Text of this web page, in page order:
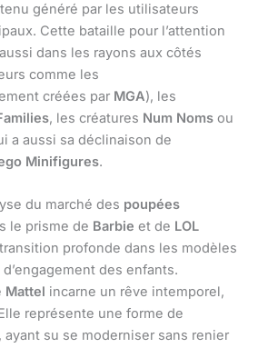
généré par les utilisateurs
Cette bataille pour l’attention
dans les rayons aux côtés
comme les
créées par MGA), les
, les créatures Num Noms ou
a aussi sa déclinaison de
Minifigures.
du marché des poupées
le prisme de Barbie et de LOL
profonde dans les modèles
des enfants.
Mattel incarne un rêve intemporel,
représente une forme de
ayant su se moderniser sans renier